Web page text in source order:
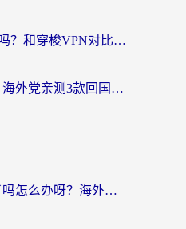
Quickback VPN好用吗？和穿梭VPN对比哪个回国效果更好？海外党必看的真实测评与选择指南
穿梭和快喵好用吗？海外党亲测3款回国加速器，附日本回国VPN避坑指南
汽水到国外不能用了吗怎么办呀？海外党追剧看片的救星在这里！